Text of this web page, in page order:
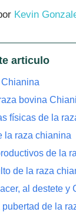
Kevin
articulo
bovina
físicas de la
la raza chianina
de la
de la raza
al destete y
pubertad de la